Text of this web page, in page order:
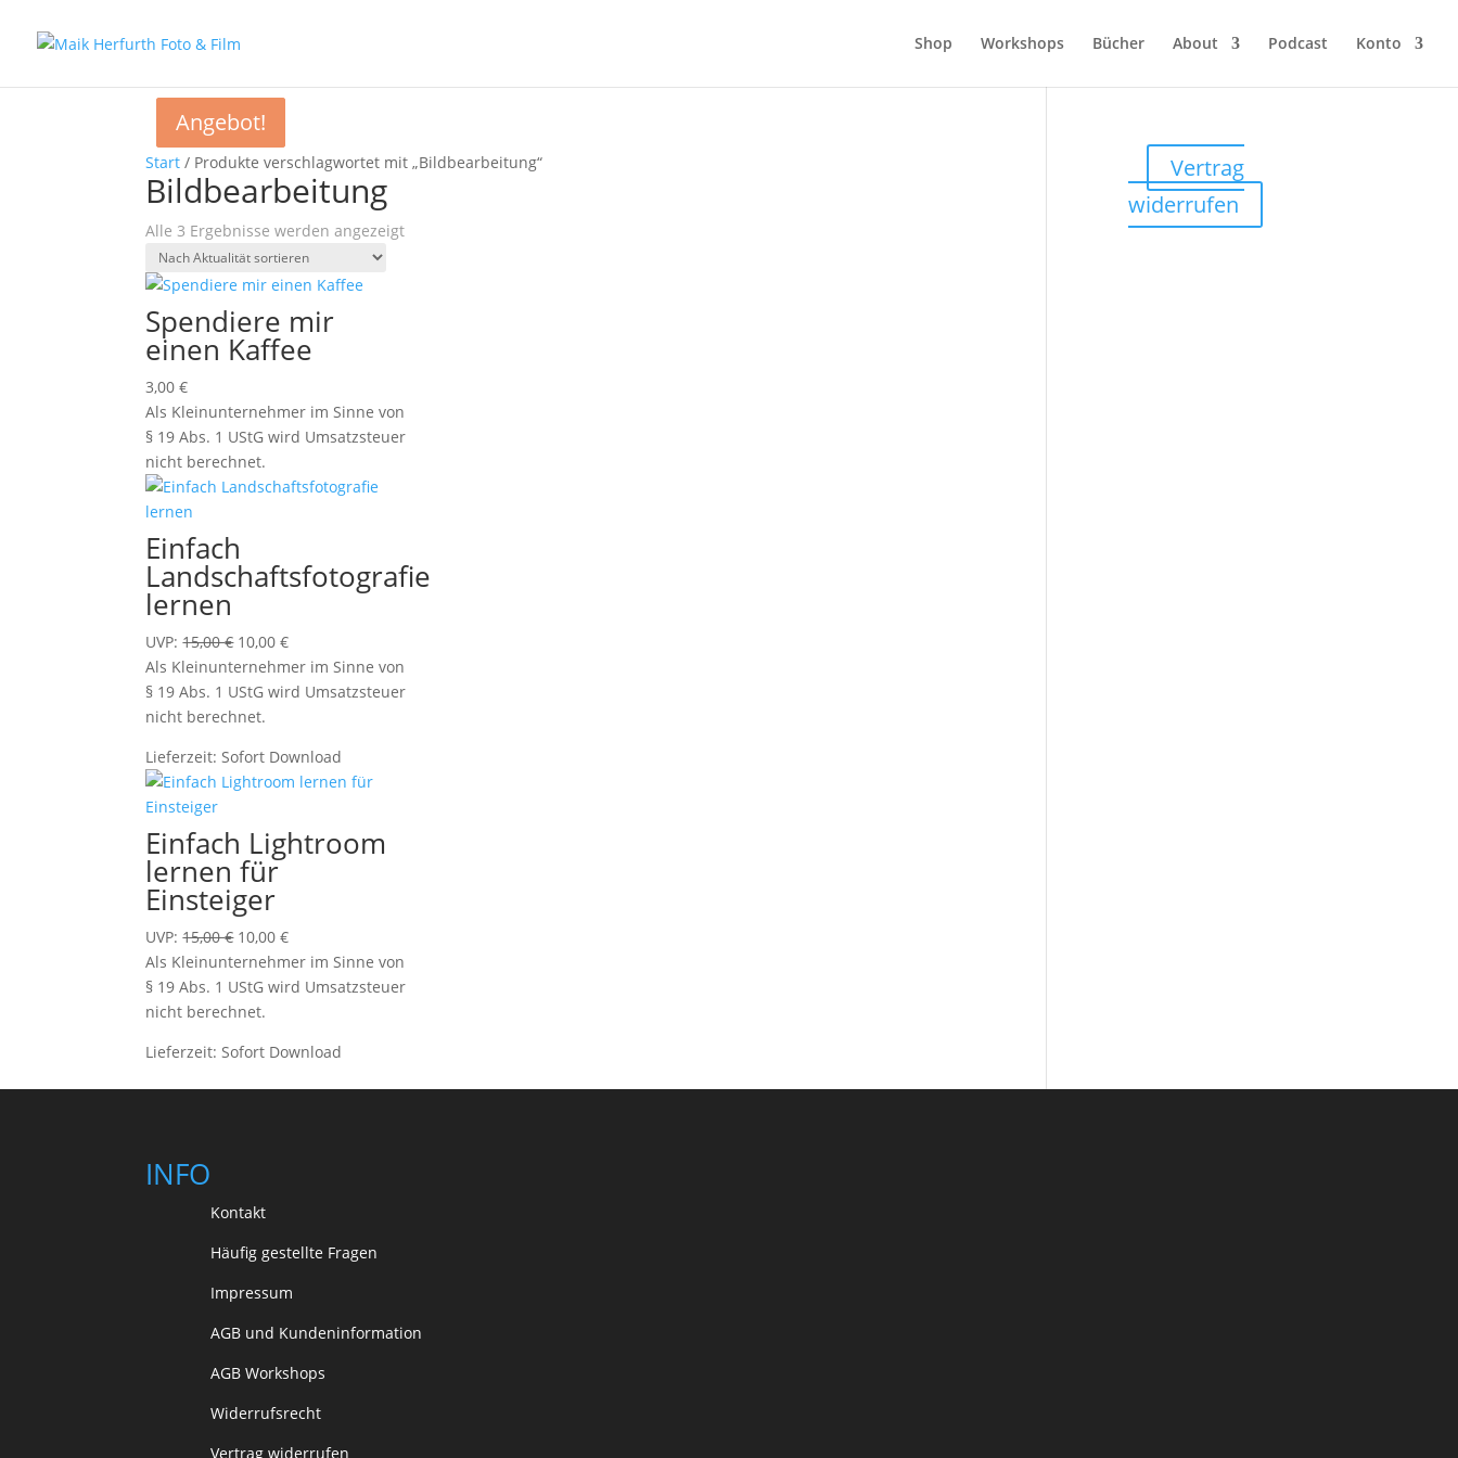
Shop Workshops Bücher About Podcast Konto
Start / Produkte verschlagwortet mit „Bildbearbeitung“
Bildbearbeitung
Alle 3 Ergebnisse werden angezeigtNach
Spendiere mir
einen Kaffee
3,00€
Als Kleinunternehmer im Sinne von
§ 19 Abs. 1 UStG wird Umsatzsteuer
nicht berechnet.
Angebot!
Einfach
Landschaftsfotografie
lernen
UVP: 15,00€ Ursprünglicher
Preis
war:
15,00 €
10,00€Aktueller
Preis
ist:
Als Kleinunternehmer im Sinne von
§ 19 Abs. 1 UStG wird Umsatzsteuer
nicht berechnet.
Lieferzeit:Sofort Download
Angebot!
Einfach Lightroom
lernen für
Einsteiger
UVP: 15,00€ Ursprünglicher
Preis
war:
15,00 €
10,00€Aktueller
Preis
ist:
Als Kleinunternehmer im Sinne von
§ 19 Abs. 1 UStG wird Umsatzsteuer
nicht berechnet.
Lieferzeit:Sofort Download
Vertrag
widerrufen
INFO
Kontakt
Häufig gestellte Fragen
Impressum
AGB und Kundeninformation
AGB Workshops
Widerrufsrecht
Vertrag widerrufen